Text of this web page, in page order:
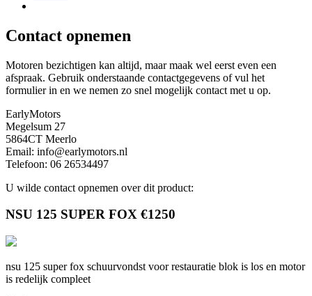
Contact opnemen
Motoren bezichtigen kan altijd, maar maak wel eerst even een
afspraak. Gebruik onderstaande contactgegevens of vul het
formulier in en we nemen zo snel mogelijk contact met u op.
EarlyMotors
Megelsum 27
5864CT Meerlo
Email: info@earlymotors.nl
Telefoon: 06 26534497
U wilde contact opnemen over dit product:
NSU 125 SUPER FOX €1250
nsu 125 super fox schuurvondst voor restauratie blok is los en motor
is redelijk compleet